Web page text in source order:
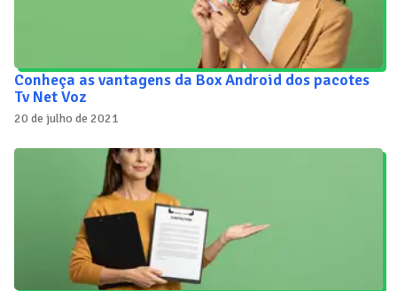
Conheça as vantagens da Box Android dos pacotes
Tv Net Voz
20 de julho de 2021